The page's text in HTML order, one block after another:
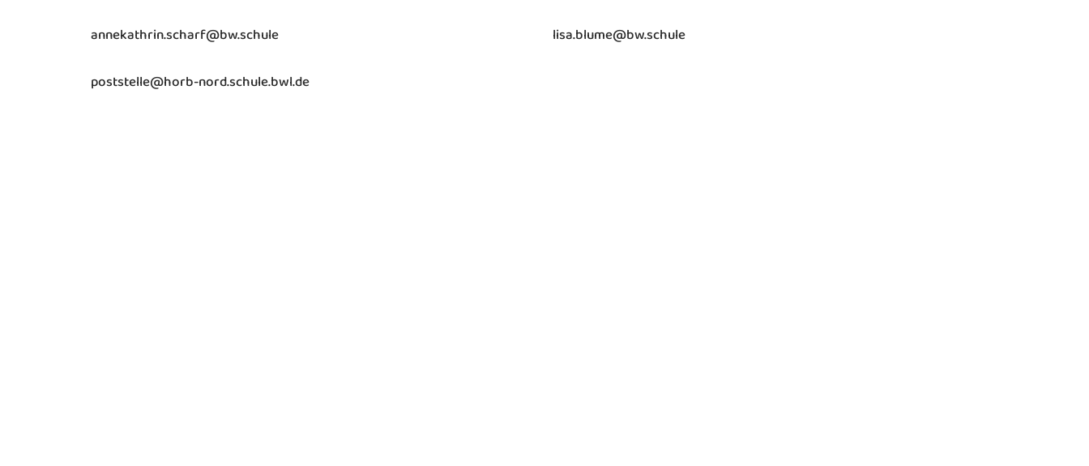
annekathrin.scharf@bw.schule
poststelle@horb-nord.schule.bwl.de
lisa.blume@bw.schule